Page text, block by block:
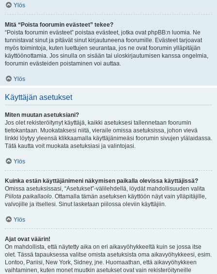
Ylös
Mitä “Poista foorumin evästeet” tekee?
“Poista foorumin evästeet” poistaa evästeet, jotka ovat phpBB:n luomia. Ne
tunnistavat sinut ja pitävät sinut kirjautuneena foorumille. Evästeet tarjoavat
myös toimintoja, kuten luettujen seurantaa, jos ne ovat foorumin ylläpitäjän
käyttöönottamia. Jos sinulla on sisään tai uloskirjautumisen kanssa ongelmia,
foorumin evästeiden poistaminen voi auttaa.
Ylös
Käyttäjän asetukset
Miten muutan asetuksiani?
Jos olet rekisteröitynyt käyttäjä, kaikki asetuksesi tallennetaan foorumin
tietokantaan. Muokataksesi niitä, vieraile omissa asetuksissa, johon vievä
linkki löytyy yleensä klikkaamalla käyttäjänimeäsi foorumin sivujen ylälaidassa.
Tätä kautta voit muokata asetuksiasi ja valintojasi.
Ylös
Kuinka estän käyttäjänimeni näkymisen paikalla olevissa käyttäjissä?
Omissa asetuksissasi, “Asetukset”-välilehdellä, löydät mahdollisuuden valita
Piilota paikallaolo. Ottamalla tämän asetuksen käyttöön näyt vain ylläpitäjille,
valvojille ja itsellesi. Sinut lasketaan piilossa oleviin käyttäjiin.
Ylös
Ajat ovat väärin!
On mahdollista, että näytetty aika on eri aikavyöhykkeeltä kuin se jossa itse
olet. Tässä tapauksessa valitse omista asetuksista oma aikavyöhykkeesi, esim.
Lontoo, Pariisi, New York, Sidney, jne. Huomaathan, että aikavyöhykkeen
vaihtaminen, kuten monet muutkin asetukset ovat vain rekisteröityneille